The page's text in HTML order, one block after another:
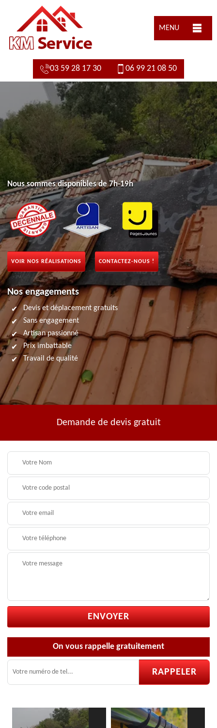
MENU
03 59 28 17 30 06 99 21 08 50
Nous sommes disponibles de 7h-19h
VOIR NOS RÉALISATIONS CONTACTEZ-NOUS !
Nos engagements
Devis et déplacement gratuits
Sans engagement
Artisan passionné
Prix imbattable
Travail de qualité
Demande de devis gratuit
On vous rappelle gratuitement